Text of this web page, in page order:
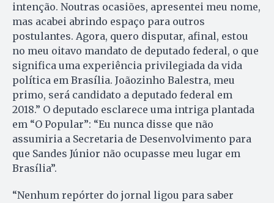
intenção. Noutras ocasiões, apresentei meu nome,
mas acabei abrindo espaço para outros
postulantes. Agora, quero disputar, afinal, estou
no meu oitavo mandato de deputado federal, o que
significa uma experiência privilegiada da vida
política em Brasília. Joãozinho Balestra, meu
primo, será candidato a deputado federal em
2018.” O deputado esclarece uma intriga plantada
em “O Popular”: “Eu nunca disse que não
assumiria a Secretaria de Desenvolvimento para
que Sandes Júnior não ocupasse meu lugar em
Brasília”.
“Nenhum repórter do jornal ligou para saber